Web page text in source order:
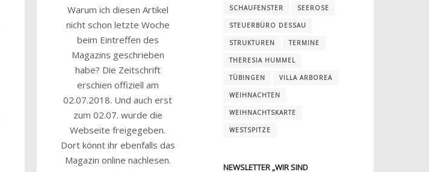
Warum ich diesen Artikel
nicht schon letzte Woche
beim Eintreffen des
Magazins geschrieben
habe? Die Zeitschrift
erschien offiziell am
02.07.2018. Und auch erst
zum 02.07. wurde die
Webseite freigegeben.
Dort könnt ihr ebenfalls das
Magazin online nachlesen.
SCHAUFENSTER SEEROSE
STEUERBÜRO DESSAU
STRUKTUREN TERMINE
THERESIA HUMMEL
TÜBINGEN VILLA ARBOREA
WEIHNACHTEN
WEIHNACHTSKARTE
WESTSPITZE
NEWSLETTER „WIR SIND